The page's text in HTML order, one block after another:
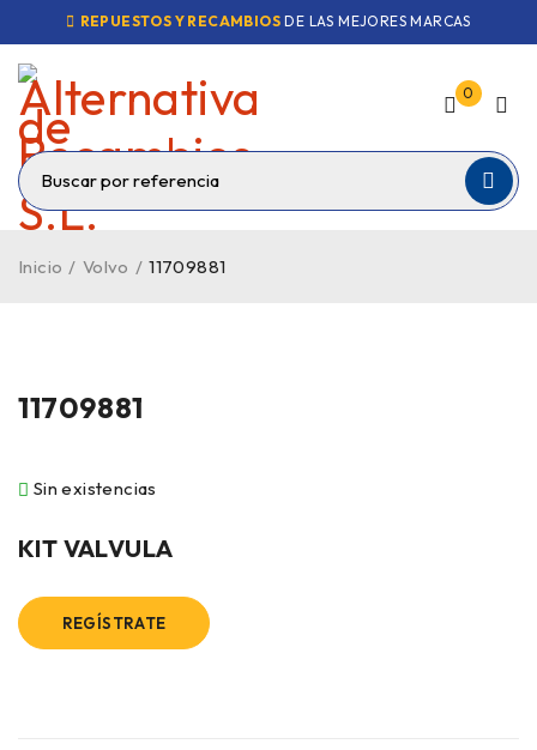
REPUESTOS Y RECAMBIOS DE LAS MEJORES MARCAS
0
Inicio / Volvo / 11709881
11709881
Sin existencias
KIT VALVULA
REGÍSTRATE